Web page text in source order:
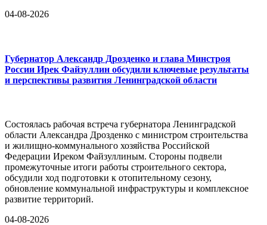
04-08-2026
Губернатор Александр Дрозденко и глава Минстроя
России Ирек Файзуллин обсудили ключевые результаты
и перспективы развития Ленинградской области
Состоялась рабочая встреча губернатора Ленинградской
области Александра Дрозденко с министром строительства
и жилищно-коммунального хозяйства Российской
Федерации Иреком Файзуллиным. Стороны подвели
промежуточные итоги работы строительного сектора,
обсудили ход подготовки к отопительному сезону,
обновление коммунальной инфраструктуры и комплексное
развитие территорий.
04-08-2026